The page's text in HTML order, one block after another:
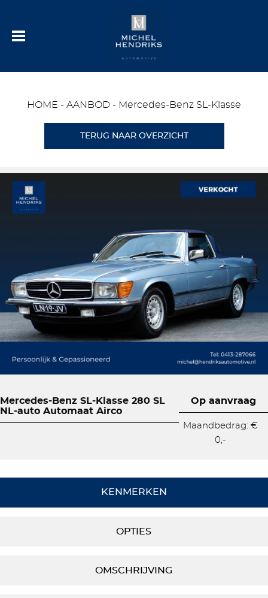
HOME - AANBOD - Mercedes-Benz SL-Klasse
TERUG NAAR OVERZICHT
Mercedes-Benz SL-Klasse 280 SL
NL-auto Automaat Airco
Op aanvraag
Maandbedrag: €
0,-
KENMERKEN
OPTIES
OMSCHRIJVING